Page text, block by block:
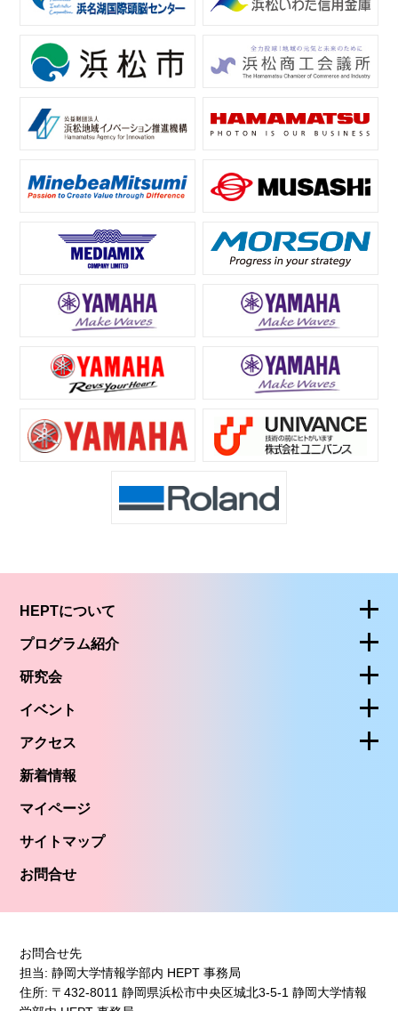
HEPTについて
プログラム紹介
研究会
イベント
アクセス
新着情報
マイページ
サイトマップ
お問合せ
お問合せ先
担当: 静岡大学情報学部内 HEPT 事務局
住所: 〒432-8011 静岡県浜松市中央区城北3-5-1 静岡大学情報